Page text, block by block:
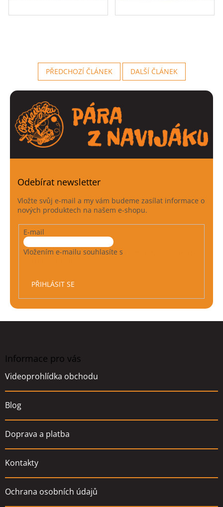
PŘEDCHOZÍ ČLÁNEK DALŠÍ ČLÁNEK
Odebírat newsletter
Vložte svůj e-mail a my vám budeme zasílat informace o
nových produktech na našem e-shopu.
E-mail
Vložením e-mailu souhlasíte s
PŘIHLÁSIT SE
Informace pro vás
Videoprohlídka obchodu
Blog
Doprava a platba
Kontakty
Ochrana osobních údajů